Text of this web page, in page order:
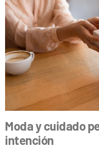
Moda y cuidado
intención